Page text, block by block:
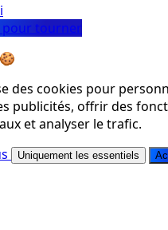
pour tourner
des cookies pour
publicités, offrir des
et analyser le trafic.
Uniquement les essentiels